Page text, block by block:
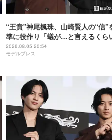
“王賁”神尾楓珠、山崎賢人の“信”
準に役作り「蟻が…と言えるくら
説得力がないと」【キングダム 魂
戦】
2026.08.05 20:54
モデルプレス